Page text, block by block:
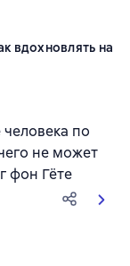
вдохновлять на
31 оценок
по
не может
фон Гёте